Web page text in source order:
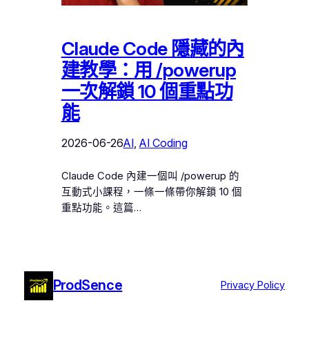
Claude Code 隱藏的內
建教學：用 /powerup
一次解鎖 10 個重點功
能
2026-06-26AI, AI Coding
Claude Code 內建一個叫 /powerup 的
互動式小課程，一條一條帶你解鎖 10 個
重點功能。這篇…
ProdSence Privacy Policy